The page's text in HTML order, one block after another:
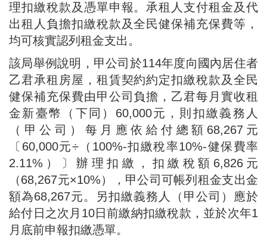
理扣繳稅款及憑單申報。承租人支付租金及代
出租人負擔扣繳稅款及全民健保補充保費等，
均可核實認列租金支出。
該局舉例說明，甲公司於114年度向國內居住者
乙君承租房屋，租賃契約約定扣繳稅款及全民
健保補充保費由甲公司負擔，乙君每月實收租
金新臺幣（下同）60,000元，則扣繳義務人
（甲公司）每月應依給付總額68,267元
〔60,000元÷（100%-扣繳稅率10%-健保費率
2.11%）〕辦理扣繳，扣繳稅額6,826元
（68,267元×10%），甲公司可帳列租金支出金
額為68,267元。另扣繳義務人（甲公司）應於
給付日之次月10日前繳納扣繳稅款，並於次年1
月底前申報扣繳憑單。